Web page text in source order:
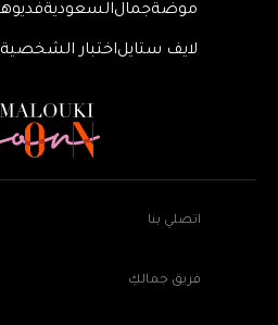
موضةجمالالسعودية
لايف ستايلاختبار الشخصية
اتصلي بنا
فريق جمالكِ